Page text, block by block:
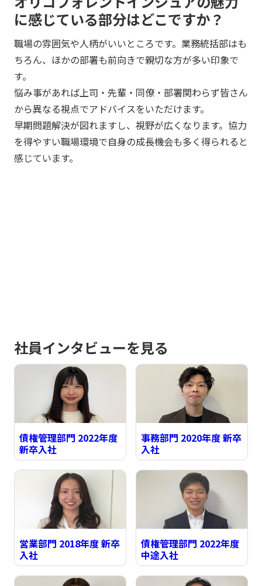
に感じている部分はどこですか？
職場の雰囲気や人柄がいいところです。業務統括部はも
ちろん、ほかの部署も前向きで親切な方が多い印象で
す。
悩み事があれば上司・先輩・同僚・部署関わらず皆さん
から異なる視点でアドバイスをいただけます。
早期問題解決が図れますし、視野が広くなります。協力
を得やすい職場環境で自身の成長機会も多く得られると
感じています。
社員インタビューを見る
債権管理部門 2022年度
新卒入社
事務部門 2020年度 新卒
入社
営業部門 2018年度 新卒
入社
債権管理部門 2022年度
中途入社